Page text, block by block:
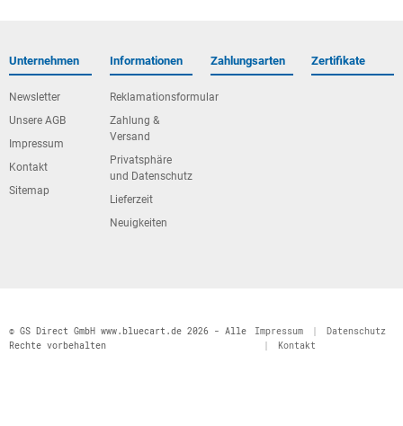
Unternehmen
Newsletter
Unsere AGB
Impressum
Kontakt
Sitemap
Informationen
Reklamationsformular
Zahlung &
Versand
Privatsphäre
und Datenschutz
Lieferzeit
Neuigkeiten
Zahlungsarten Zertifikate
© GS Direct GmbH www.bluecart.de 2026 - Alle
Rechte vorbehalten
Impressum |
Datenschutz
|
Kontakt